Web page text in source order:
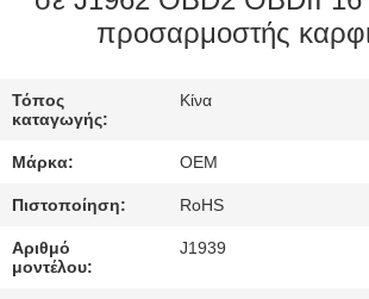
ΈΛΕΓΧΟΣ
ΜΑΣ
ΕΛΆΤΕ
ΕΠΑΦΉ
ΜΕ
προσαρμοστής
Τόπος
καταγωγής:
Κίνα
Μάρκα: OEM
Πιστοποίηση: RoHS
Αριθμό
μοντέλου:
J1939